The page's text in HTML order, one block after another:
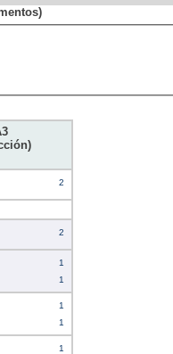
2
2
1
1
1
1
1